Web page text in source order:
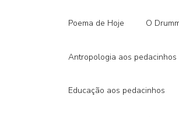
Poema de Hoje O
Antropologia aos pedacinhos
Educação aos pedacinhos